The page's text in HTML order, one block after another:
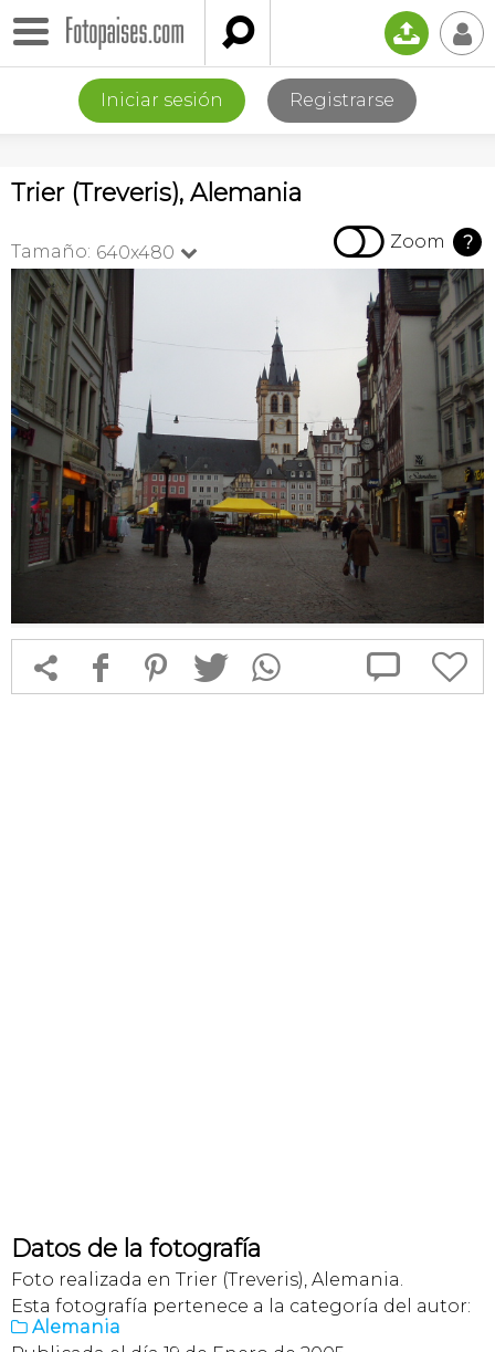
 📤 👤
Iniciar sesión Registrarse
Trier (Treveris), Alemania
Tamaño: 640x480   Zoom ?
 f 1 T  
Datos de la fotografía
Foto realizada en Trier (Treveris), Alemania.
Esta fotografía pertenece a la categoría del autor:
 Alemania